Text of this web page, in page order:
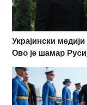
Украјински
Ово је шамар